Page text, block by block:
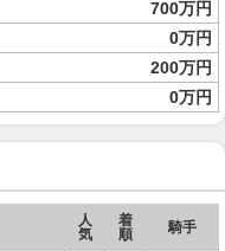
700万円
0万円
200万円
0万円
人
気
着
順
騎手